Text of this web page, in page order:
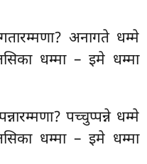
अनागते धम्मे
धम्मा – इमे धम्मा
पच्चुप्पन्ने धम्मे
धम्मा – इमे धम्मा